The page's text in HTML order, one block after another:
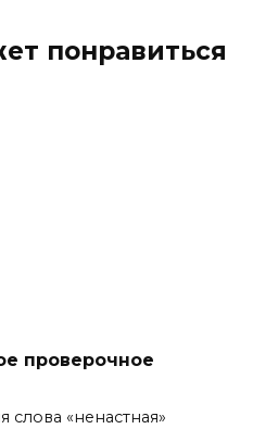
понравиться
проверочное
слова «ненастная»